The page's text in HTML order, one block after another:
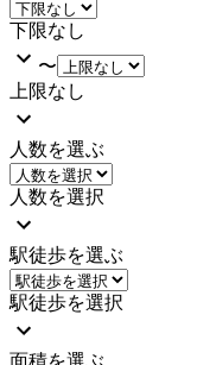
下限なし
〜
上限なし
人数を選ぶ
人数を選択
駅徒歩を選ぶ
駅徒歩を選択